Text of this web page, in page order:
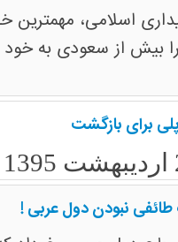
اسلامی،
را بیش از سعودی به
برای بازگشت
طائفی نبودن دول عربی !